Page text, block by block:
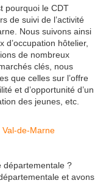
pourquoi le CDT
de suivi de l’activité
Nous suivons ainsi
d’occupation hôtelier,
de nombreux
clés, nous
que celles sur l’offre
et d’opportunité d’un
des jeunes, etc.
départementale ?
et avons